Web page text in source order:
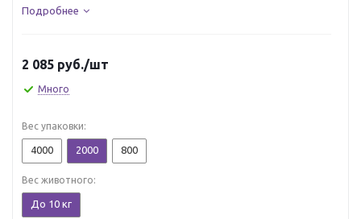
Подробнее
2 085 руб./шт
Много
Вес упаковки:
4000 2000 800
Вес животного:
До 10 кг